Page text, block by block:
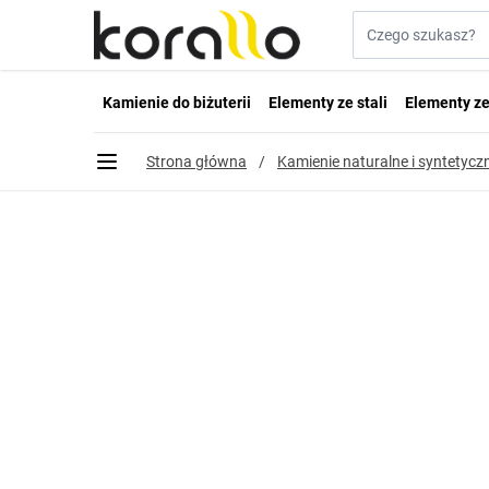
Przejdź do treści
Kamienie do biżuterii Elementy ze stali Elementy
Strona główna / Kamienie naturalne i